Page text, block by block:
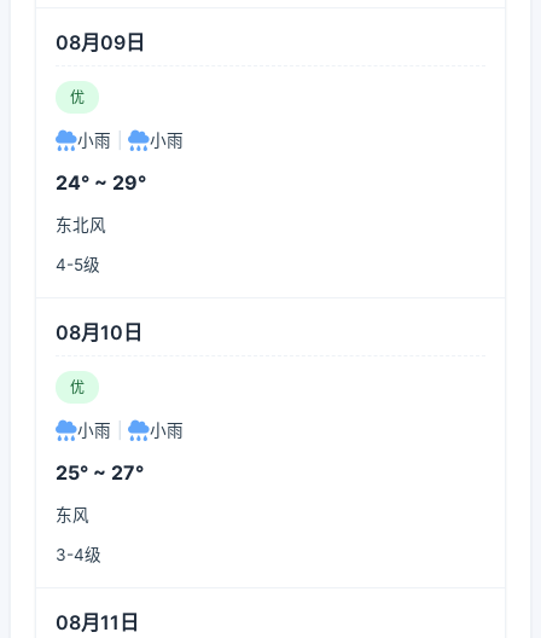
08月09日
优
小雨 小雨
24° ~ 29°
东北风
4-5级
08月10日
优
小雨 小雨
25° ~ 27°
东风
3-4级
08月11日